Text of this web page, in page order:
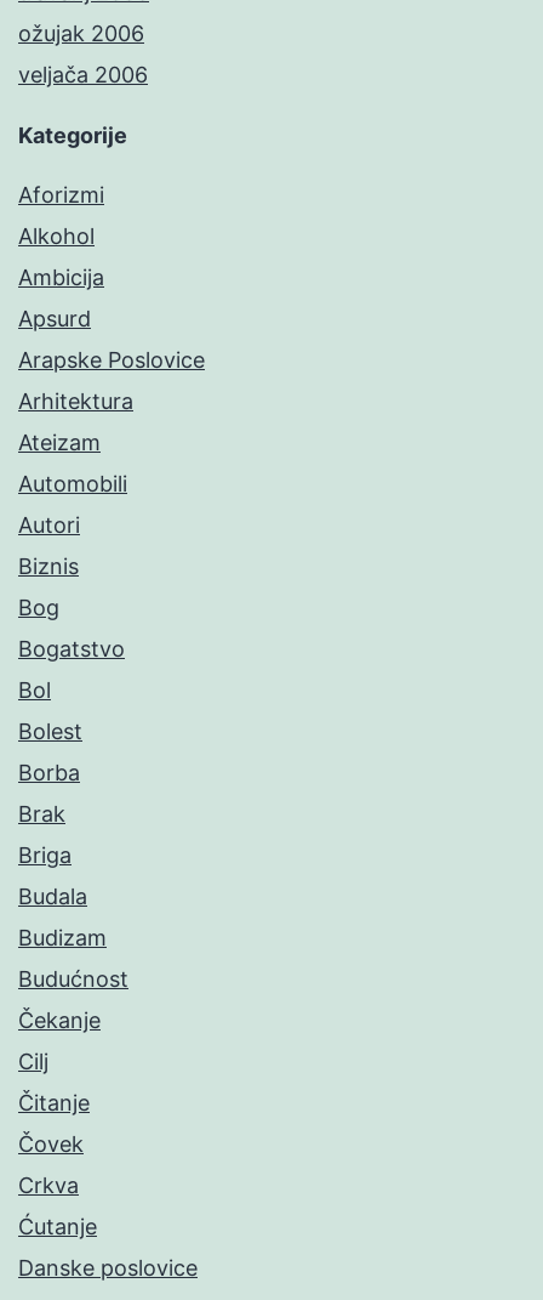
ožujak 2006
veljača 2006
Kategorije
Aforizmi
Alkohol
Ambicija
Apsurd
Arapske Poslovice
Arhitektura
Ateizam
Automobili
Autori
Biznis
Bog
Bogatstvo
Bol
Bolest
Borba
Brak
Briga
Budala
Budizam
Budućnost
Čekanje
Cilj
Čitanje
Čovek
Crkva
Ćutanje
Danske poslovice